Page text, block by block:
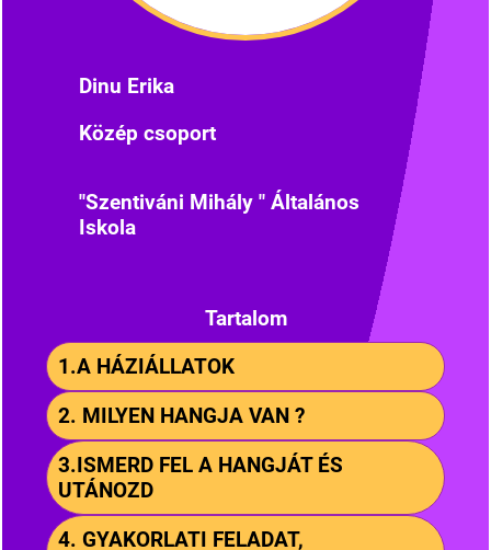
Dinu Erika
Közép csoport
"Szentiváni Mihály " Általános
Iskola
Tartalom
1.A HÁZIÁLLATOK
2. MILYEN HANGJA VAN ?
3.ISMERD FEL A HANGJÁT ÉS
UTÁNOZD
4. GYAKORLATI FELADAT,